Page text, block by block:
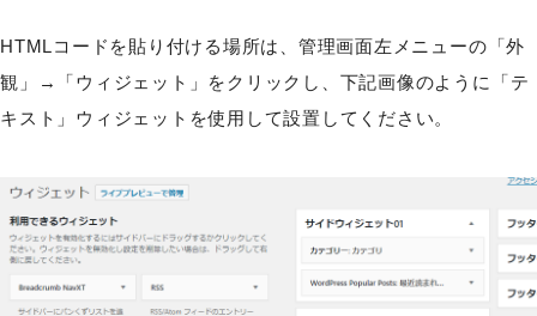
HTMLコードを貼り付ける場所は、管理画面左メニューの「外
観」→「ウィジェット」をクリックし、下記画像のように「テ
キスト」ウィジェットを使用して設置してください。